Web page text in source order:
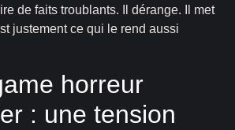
de faits troublants. Il dérange. Il met
justement ce qui le rend aussi
horreur
: une tension